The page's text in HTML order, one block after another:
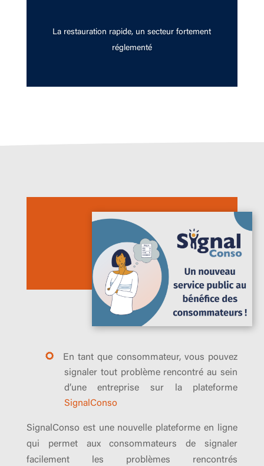
La restauration rapide, un secteur fortement
réglementé
En tant que consommateur, vous pouvez
signaler tout problème rencontré au sein
d’une entreprise sur la plateforme
SignalConso
SignalConso est une nouvelle plateforme en ligne
qui permet aux consommateurs de signaler
facilement les problèmes rencontrés